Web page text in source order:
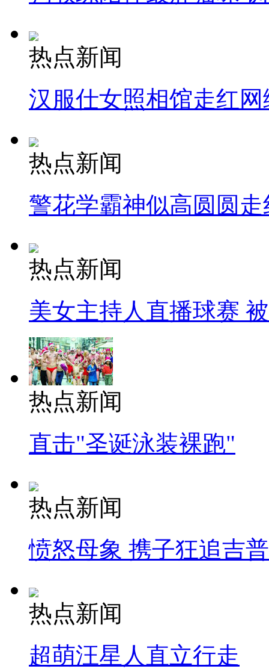
热点新闻
汉服仕女照相馆走红网
热点新闻
警花学霸神似高圆圆走
热点新闻
美女主持人直播球赛
热点新闻
直击"圣诞泳装裸跑"
热点新闻
愤怒母象 携子狂追吉
热点新闻
超萌汪星人直立行走